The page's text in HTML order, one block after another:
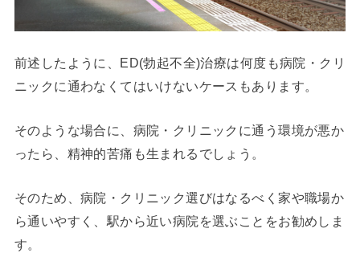
前述したように、ED(勃起不全)治療は何度も病院・クリ
ニックに通わなくてはいけないケースもあります。
そのような場合に、病院・クリニックに通う環境が悪か
ったら、精神的苦痛も生まれるでしょう。
そのため、病院・クリニック選びはなるべく家や職場か
ら通いやすく、駅から近い病院を選ぶことをお勧めしま
す。